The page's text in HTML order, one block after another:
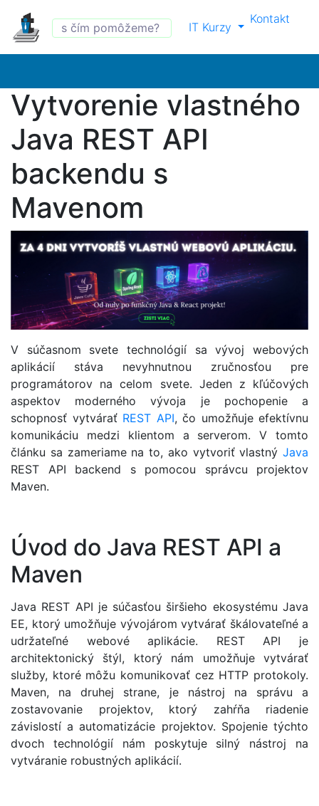
IT Kurzy
Kontakt
Vytvorenie vlastného
Java REST API
backendu s
Mavenom
V súčasnom svete technológií sa vývoj webových
aplikácií stáva nevyhnutnou zručnosťou pre
programátorov na celom svete. Jeden z kľúčových
aspektov moderného vývoja je pochopenie a
schopnosť vytvárať REST API, čo umožňuje efektívnu
komunikáciu medzi klientom a serverom. V tomto
článku sa zameriame na to, ako vytvoriť vlastný Java
REST API backend s pomocou správcu projektov
Maven.
Úvod do Java REST API a
Maven
Java REST API je súčasťou širšieho ekosystému Java
EE, ktorý umožňuje vývojárom vytvárať škálovateľné a
udržateľné webové aplikácie. REST API je
architektonický štýl, ktorý nám umožňuje vytvárať
služby, ktoré môžu komunikovať cez HTTP protokoly.
Maven, na druhej strane, je nástroj na správu a
zostavovanie projektov, ktorý zahŕňa riadenie
závislostí a automatizácie projektov. Spojenie týchto
dvoch technológií nám poskytuje silný nástroj na
vytváranie robustných aplikácií.